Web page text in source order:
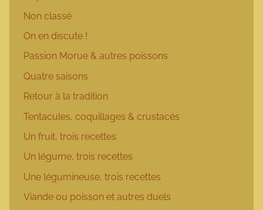
Non classé
On en discute !
Passion Morue & autres poissons
Quatre saisons
Retour à la tradition
Tentacules, coquillages & crustacés
Un fruit, trois recettes
Un légume, trois recettes
Une légumineuse, trois recettes
Viande ou poisson et autres duels